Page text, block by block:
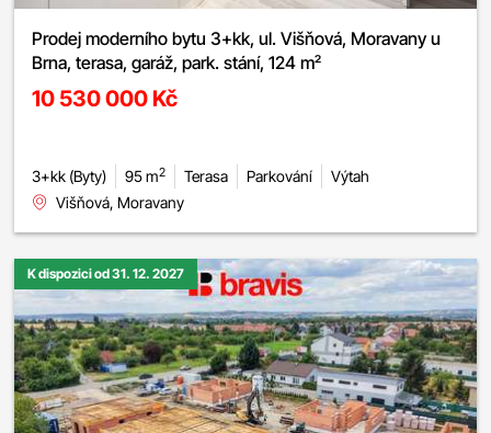
Prodej moderního bytu 3+kk, ul. Višňová, Moravany u
Brna, terasa, garáž, park. stání, 124 m²
10 530 000 Kč
3+kk (Byty) 95 m2 Terasa Parkování
Výtah
Višňová, Moravany
K dispozici od 31. 12. 2027